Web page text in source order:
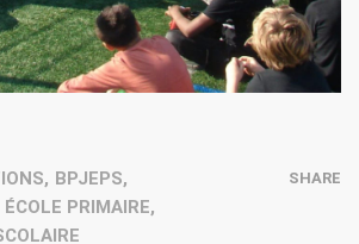
, BPJEPS,
ÉCOLE PRIMAIRE,
SHARE